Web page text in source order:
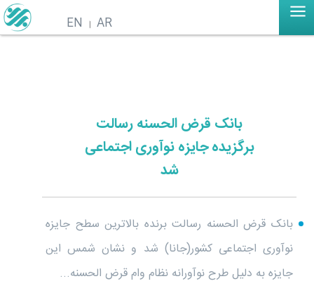
AR
EN
بانک قرض الحسنه رسالت
برگزیده جایزه نوآوری اجتماعی
شد
بانک قرض الحسنه رسالت برنده بالاترین سطح جایزه
نوآوری اجتماعی کشور(جانا) شد و نشان شمس این
جایزه به دلیل طرح نوآورانه نظام وام قرض الحسنه...